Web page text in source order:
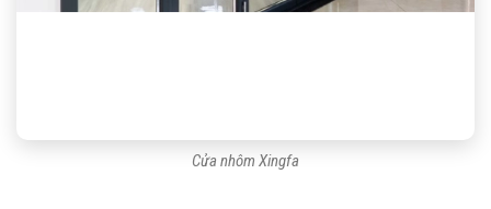
Cửa nhôm Xingfa